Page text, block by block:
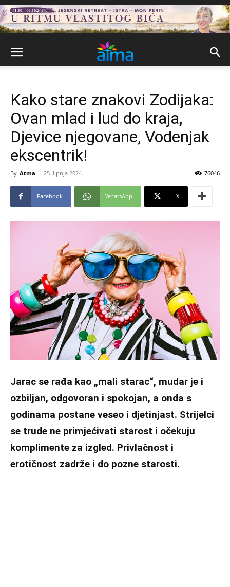
Kako stare znakovi Zodijaka:
Ovan mlad i lud do kraja,
Djevice njegovane, Vodenjak
ekscentrik!
By Atma - 25. lipnja 2024. 76046
Facebook WhatsApp X
Jarac se rađa kao „mali starac“, mudar je i
ozbiljan, odgovoran i spokojan, a onda s
godinama postane veseo i djetinjast. Strijelci
se trude ne primjećivati starost i očekuju
komplimente za izgled. Privlačnost i
erotičnost zadrže i do pozne starosti.